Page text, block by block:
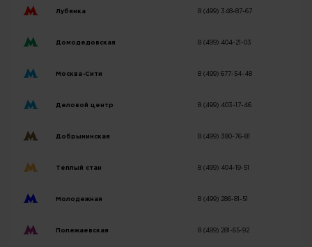
Лубянка 8 (499) 348-87-67
Домодедовская 8 (499) 404-21-03
Москва-Сити 8 (499) 677-54-48
Деловой центр 8 (499) 403-17-46
Добрынинская 8 (499) 380-76-81
Теплый стан 8 (499) 404-19-51
Молодежная 8 (499) 286-81-51
Полежаевская 8 (499) 281-65-92